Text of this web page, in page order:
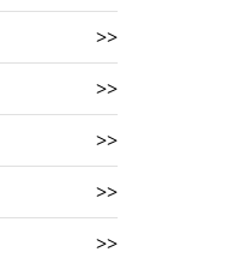
>>
>>
>>
>>
>>